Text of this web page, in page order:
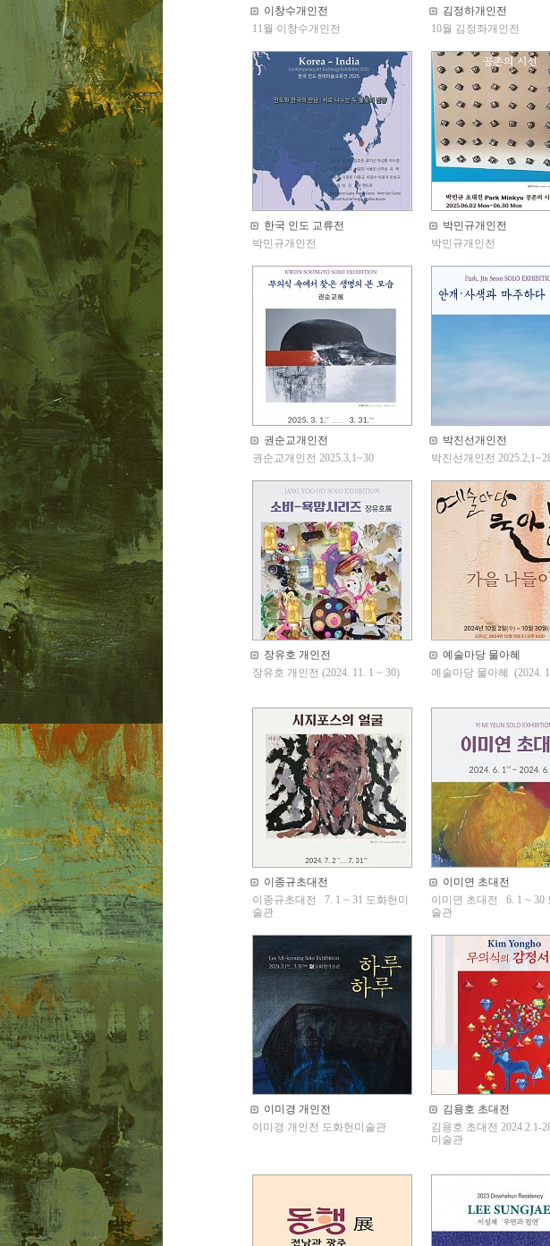
이창수개인전
11월 이창수개인전
김정하개인전
10월 김정좌개인전
한국 인도 교류전
박민규개인전
박민규개인전
박민규개인전
권순교개인전
권순교개인전 2025.3,1~30
박진선개인전
박진선개인전
장유호 개인전
장유호 개인전 (2024. 11. 1 ~ 30)
예술마당 물아혜
예술마당 물아혜 (2024.
이종규초대전
이종규초대전 7. 1 ~ 31 도화헌미
술관
이미연 초대전
이미연 초대전 6. 1 ~ 30
술관
이미경 개인전
이미경 개인전 도화헌미술관
김용호 초대전
김용호 초대전 2024.2.1-
미술관